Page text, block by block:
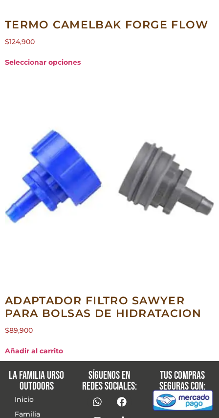
TERMO CAMELBAK FORGE FLOW
$124,900
Seleccionar opciones
ADAPTADOR FILTRO SAWYER
PARA BOLSAS DE HIDRATACION
$89,900
Añadir al carrito
La familia Urso
Outdoors
Inicio
Familia
Síguenos en
redes sociales:
Tus compras
seguras con: